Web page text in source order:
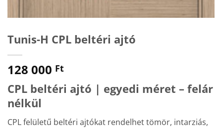
Tunis-H CPL beltéri ajtó
128 000 Ft
CPL beltéri ajtó | egyedi méret – felár
nélkül
CPL felületű beltéri ajtókat rendelhet tömör, intarziás,